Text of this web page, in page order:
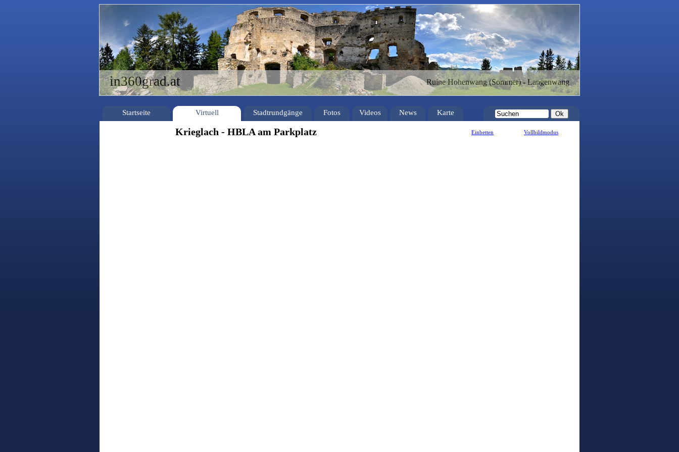
in360grad.at Ruine Hohenwang (Sommer) - Langenwang
Startseite Virtuell Stadtrundgänge Fotos Videos News Karte
Krieglach - HBLA am Parkplatz Einbetten Vollbildmodus